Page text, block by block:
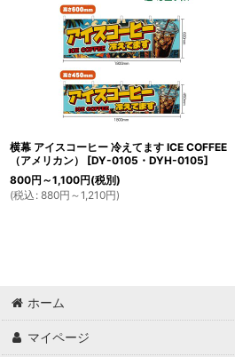
横幕 アイスコーヒー 冷えてます ICE COFFEE
（アメリカン）
[DY-0105・DYH-0105]
800円 ～1,100円(税別)
(税込 : 880円 ～1,210円)
ホーム
マイページ